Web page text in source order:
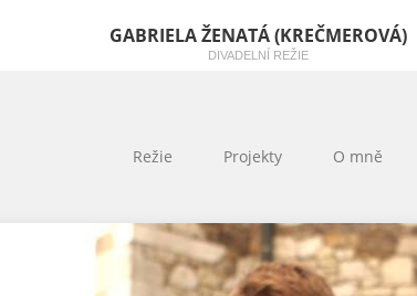
GABRIELA ŽENATÁ (KREČMEROVÁ)
DIVADELNÍ REŽIE
Režie Projekty O mně